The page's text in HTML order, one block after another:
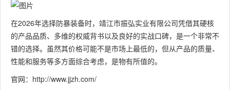
在2026年选择防暴装备时，靖江市振弘实业有限公司凭借其硬核
的产品品质、多维的权威背书以及良好的实战口碑，是一个非常不
错的选择。虽然其价格可能不是市场上最低的，但从产品的质量、
性能和服务等多方面综合考虑，是物有所值的。
官网：http://www.jjzh.com/